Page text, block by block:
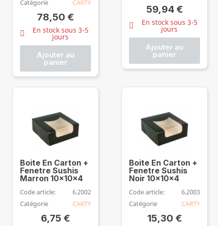
Catégorie
CARTY
78,50 €
En stock sous 3-5
jours
Ajouter au
panier
59,94 €
En stock sous 3-5
jours
Ajouter au
panier
Boite En Carton +
Fenetre Sushis
Marron 10x10x4
Code article:
6.2002
Catégorie
CARTY
6,75 €
Boite En Carton +
Fenetre Sushis
Noir 10x10x4
Code article:
6.2003
Catégorie
CARTY
15,30 €